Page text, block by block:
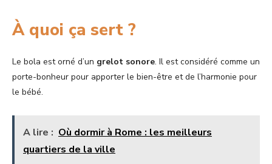
À quoi ça sert ?
Le bola est orné d’un grelot sonore. Il est considéré comme un
porte-bonheur pour apporter le bien-être et de l’harmonie pour
le bébé.
A lire : Où dormir à Rome : les meilleurs
quartiers de la ville